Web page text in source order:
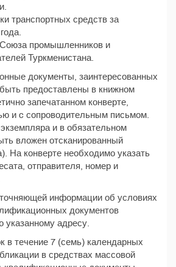
транспортных средств за
промышленников и
Туркменистана.
документы, заинтересованных
предоставлены в книжном
запечатанном конверте,
и c сопроводительным письмом.
и в обязательном
вложен отсканированный
На конверте необходимо указать
отправителя, номер и
информации об условиях
документов
указанному адресу.
в течение 7 (семь) календарных
в средствах массовой